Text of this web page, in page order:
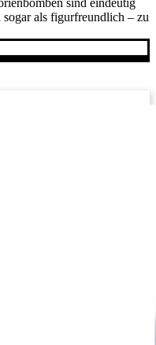
sogar als figurfreundlich – zu